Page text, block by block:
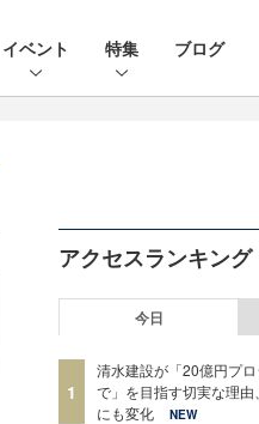
イベント 特集 ブログ
アクセスランキング
今日
1
清水建設が「20億円プ
で」を目指す切実な理
にも変化
NEW